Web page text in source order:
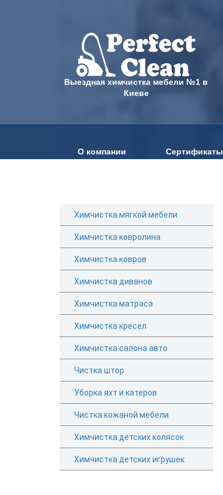
Выездная химчистка мебели №1 в
Киеве
О компании Сертификаты
Химчистка мягкой мебели
Химчистка ковролина
Химчистка ковров
Химчистка диванов
Химчистка матраса
Химчистка кресел
Химчистка салона авто
Чистка штор
Уборка яхт и катеров
Чистка кожаной мебели
Химчистка детских колясок
Химчистка детских игрушек